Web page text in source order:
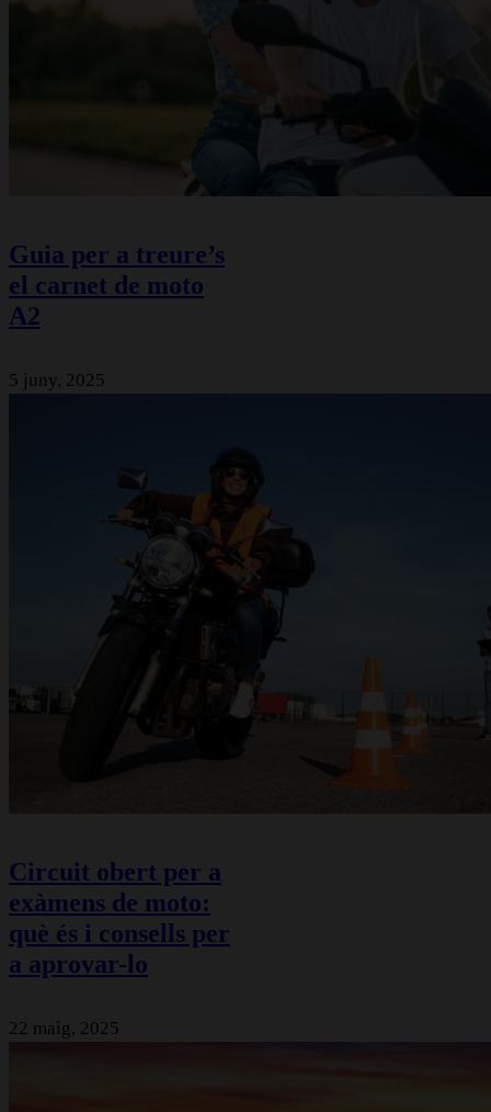
Guia per a treure’s
el carnet de moto
A2
5 juny, 2025
Circuit obert per a
exàmens de moto:
què és i consells per
a aprovar-lo
22 maig, 2025